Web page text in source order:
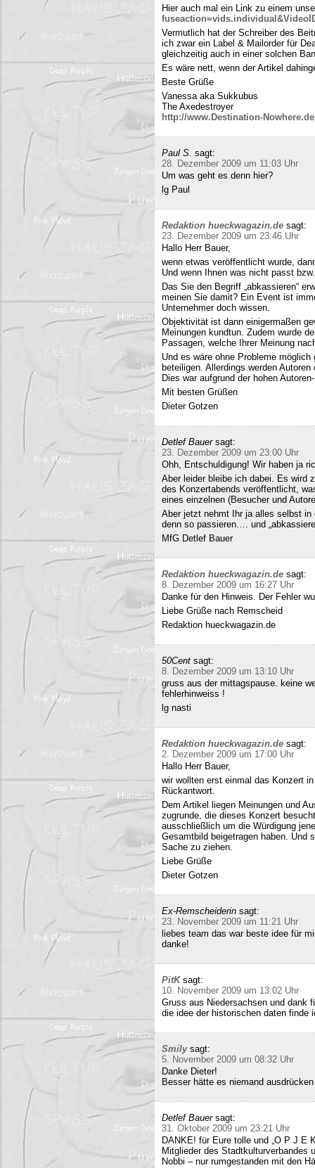
Hier auch mal ein Link zu einem
Vermutlich hat der Schreiber des
ich zwar ein Label & Mailorder für
gleichzeitig auch in einer solchen
Es wäre nett, wenn der Artikel
Beste Grüße
Vanessa aka Sukkubus
The Axedestroyer
http://www.Destination-Nowhere.de
Paul S. sagt:
28. Dezember 2009 um 11:03 Uhr
Um was geht es denn hier?
lg Paul
Redaktion hueckwagazin.de sagt:
23. Dezember 2009 um 23:46 Uhr
Hallo Herr Bauer,
wenn etwas veröffentlicht wurde,
Und wenn Ihnen was nicht passt
Das Sie den Begriff „abkassieren“
meinen Sie damit? Ein Event ist
Unternehmer doch wissen.
Objektivität ist dann einigermaßen
Meinungen kundtun. Zudem wurde
Passagen, welche Ihrer Meinung
Und es wäre ohne Probleme
beteiligen. Allerdings werden
Dies war aufgrund der hohen
Mit besten Grüßen
Dieter Gotzen
Detlef Bauer sagt:
23. Dezember 2009 um 23:00 Uhr
Ohh, Entschuldigung! Wir haben ja
Aber leider bleibe ich dabei. Es wird
des Konzertabends veröffentlicht,
eines einzelnen (Besucher und
Aber jetzt nehmt Ihr ja alles selbst
denn so passieren…. und
MfG Detlef Bauer
Redaktion hueckwagazin.de sagt:
8. Dezember 2009 um 16:27 Uhr
Danke für den Hinweis. Der Fehler
Liebe Grüße nach Remscheid
Redaktion hueckwagazin.de
50Cent sagt:
8. Dezember 2009 um 13:10 Uhr
gruss aus der mittagspause. keine
fehlerhinweiss !
lg nasti
Redaktion hueckwagazin.de sagt:
2. Dezember 2009 um 17:00 Uhr
Hallo Herr Bauer,
wir wollten erst einmal das Konzert
Rückantwort.
Dem Artikel liegen Meinungen und
zugrunde, die dieses Konzert
ausschließlich um die Würdigung
Gesamtbild beigetragen haben. Und
Sache zu ziehen.
Liebe Grüße
Dieter Gotzen
Ex-Remscheiderin sagt:
23. November 2009 um 11:21 Uhr
liebes team das war beste idee für
danke!
PitK sagt:
10. November 2009 um 13:02 Uhr
Gruss aus Niedersachsen und dank
die idee der historischen daten finde
Smily sagt:
5. November 2009 um 08:32 Uhr
Danke Dieter!
Besser hätte es niemand
Detlef Bauer sagt:
31. Oktober 2009 um 23:21 Uhr
DANKE! für Eure tolle und „O P J E
Mitglieder des Stadtkulturverbandes
Nobbi – nur rumgestanden mit den